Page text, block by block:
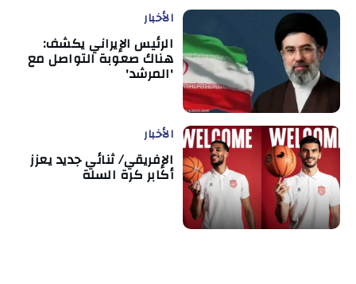
الأخبار
الرئيس الإيراني يكشف:
هناك صعوبة التواصل مع
'المرشد'
الأخبار
الإفريقي/ ثنائي جديد يعزز
أكابر كرة السلة